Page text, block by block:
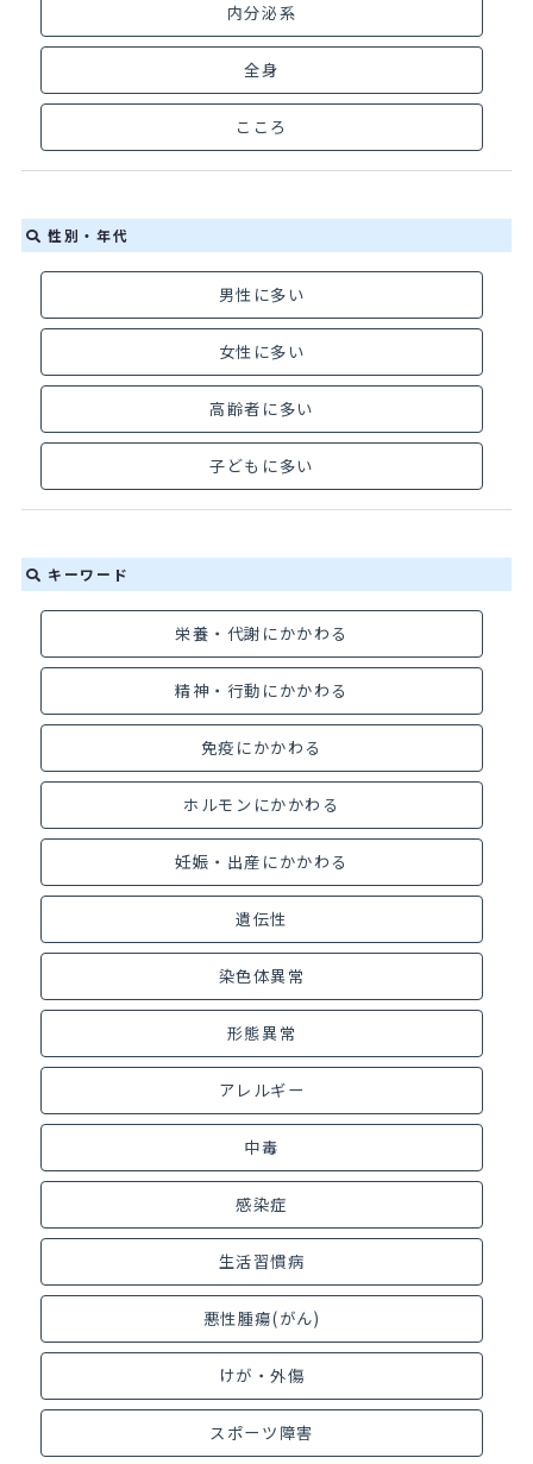
内分泌系
全身
こころ
性別・年代
男性に多い
女性に多い
高齢者に多い
子どもに多い
キーワード
栄養・代謝にかかわる
精神・行動にかかわる
免疫にかかわる
ホルモンにかかわる
妊娠・出産にかかわる
遺伝性
染色体異常
形態異常
アレルギー
中毒
感染症
生活習慣病
悪性腫瘍(がん)
けが・外傷
スポーツ障害